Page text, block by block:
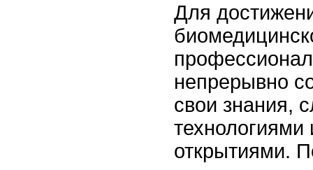
Для
непрерывно
свои знания,
открытиями.